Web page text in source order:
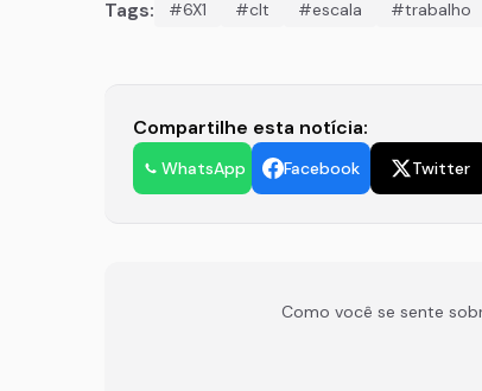
Tags: #6X1 #clt #escala #trabalho
Compartilhe esta notícia:
WhatsApp Facebook Twitter
Como você se sente